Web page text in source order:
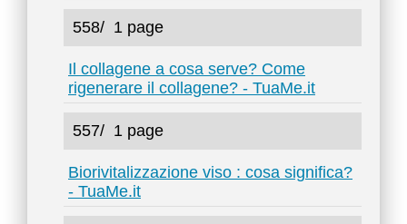
558/ 1 page
Il collagene a cosa serve? Come
rigenerare il collagene? - TuaMe.it
557/ 1 page
Biorivitalizzazione viso : cosa significa?
- TuaMe.it